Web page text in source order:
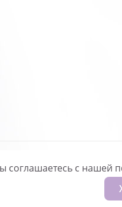
соглашаетесь с нашей